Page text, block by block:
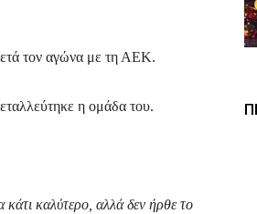
τον αγώνα με τη ΑΕΚ.
η ομάδα του.
κάτι καλύτερο, αλλά δεν ήρθε το